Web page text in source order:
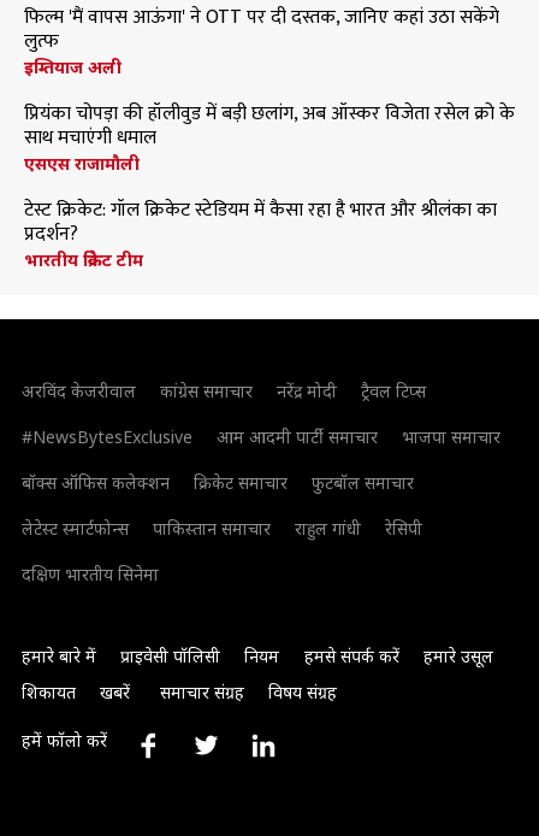
फिल्म 'मैं वापस आऊंगा' ने OTT पर दी दस्तक, जानिए कहां उठा सकेंगे
लुत्फ
इम्तियाज अली
प्रियंका चोपड़ा की हॉलीवुड में बड़ी छलांग, अब ऑस्कर विजेता रसेल क्रो के
साथ मचाएंगी धमाल
एसएस राजामौली
टेस्ट क्रिकेट: गॉल क्रिकेट स्टेडियम में कैसा रहा है भारत और श्रीलंका का
प्रदर्शन?
भारतीय क्रिकेट टीम
अरविंद केजरीवाल कांग्रेस समाचार नरेंद्र मोदी
ट्रैवल टिप्स
#NewsBytesExclusive
आम आदमी पार्टी समाचार
भाजपा समाचार
बॉक्स ऑफिस कलेक्शन
क्रिकेट समाचार
फुटबॉल समाचार
लेटेस्ट स्मार्टफोन्स
पाकिस्तान समाचार राहुल गांधी
रेसिपी
दक्षिण भारतीय सिनेमा
हमारे बारे में प्राइवेसी पॉलिसी नियम हमसे संपर्क करें
हमारे उसूल
शिकायत
खबरें समाचार संग्रह विषय संग्रह
हमें फॉलो करें